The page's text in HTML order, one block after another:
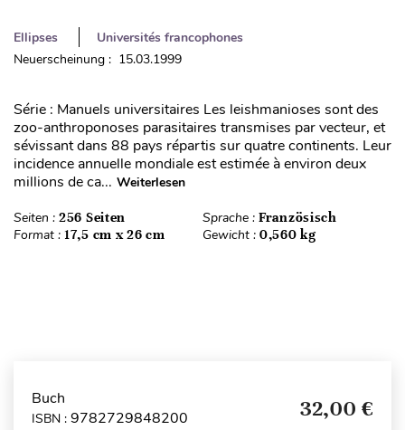
Ellipses
Universités francophones
Neuerscheinung : 15.03.1999
Série : Manuels universitaires Les leishmanioses sont des
zoo-anthroponoses parasitaires transmises par vecteur, et
sévissant dans 88 pays répartis sur quatre continents. Leur
incidence annuelle mondiale est estimée à environ deux
millions de ca... Weiterlesen
Seiten : 256 Seiten Sprache : Französisch
Format : 17,5 cm x 26 cm Gewicht : 0,560 kg
Buch
ISBN : 9782729848200 32,00 €